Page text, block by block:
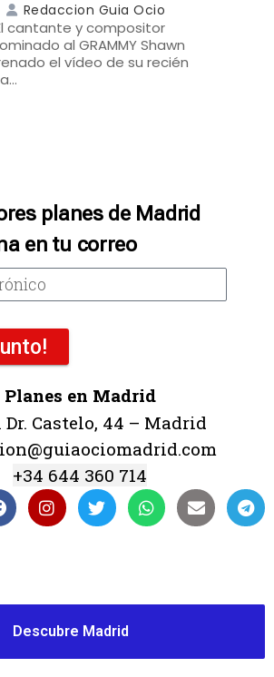
Redaccion Guia Ocio
cantante y compositor
al GRAMMY Shawn
el vídeo de su recién
planes de Madrid
en tu correo
Planes en Madrid
Dr. Castelo, 44 – Madrid
+34 644 360 714
Descubre Madrid